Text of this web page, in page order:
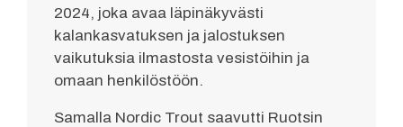
2024, joka avaa läpinäkyvästi
kalankasvatuksen ja jalostuksen
vaikutuksia ilmastosta vesistöihin ja
omaan henkilöstöön.
Samalla Nordic Trout saavutti Ruotsin